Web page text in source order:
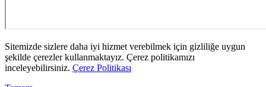
Sitemizde sizlere daha iyi hizmet verebilmek için gizliliğe uygun
şekilde çerezler kullanmaktayız. Çerez politikamızı
inceleyebilirsiniz. Çerez Politikası